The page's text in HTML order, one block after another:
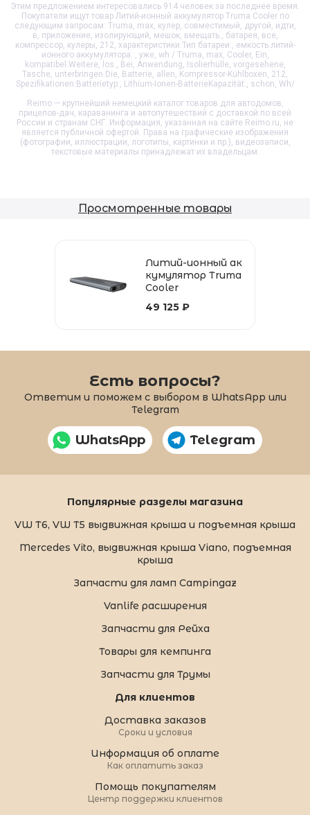
Этим предложением интересовались 914 человек за последнее время.
Покупатели ищут товар Литий-ионный аккумулятор Truma Coolerпо
следующим запросам: Truma, max, кулер, совместимый, другой, идти,
в, приложение, изолирующий, мешок, вмещать., батарея, все,
компрессор, кулеры, 212, характеристики:Тип батареи:, емкость литий-
ионного аккумулятора: , уже, wh / Truma, max, Cooler, Ein,
kompatibel.Weitere, los., Bei, Anwendung, Isolierhülle, vorgesehene,
Tasche, unterbringen.Die, Batterie, allen, Kompressor-Kühlboxen, 212,
Spezifikationen:Batterietyp:, Lithium-Ionen-BatterieKapazität:, schon, Wh/
Reimo — крупнейший немецкий каталог товаров для автодомов,
прицепов-дач, караванинга и автопутешествий с доставкой по всей
России и странам СНГ. Информация, указанная на сайте Reimo.ru, не
является публичной офертой. Права на графические изображения
(фотографии, иллюстрации, логотипы, картинки и пр.), видеозаписи,
текстовые материалы принадлежат их владельцам.
Просмотренные товары
Литий-ионный ак
кумулятор Truma
Cooler
49 125 ₽
Есть вопросы?
Ответим и поможем с выбором в WhatsApp или
Telegram
WhatsApp Telegram
Популярные разделы магазина
VW T6, VW T5 выдвижная крыша и подъемная крыша
Mercedes Vito, выдвижная крыша Viano, подъемная
крыша
Запчасти для ламп Campingaz
Vanlife расширения
Запчасти для Рейха
Товары для кемпинга
Запчасти для Трумы
Для клиентов
Доставка заказов
Сроки и условия
Информация об оплате
Как оплатить заказ
Помощь покупателям
Центр поддержки клиентов